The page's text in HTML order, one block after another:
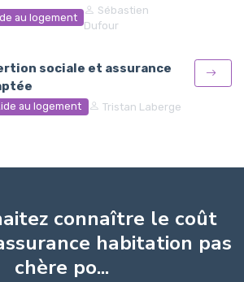
au logement
Sébastien
Dufour
sociale et assurance
au logement Tristan Laberge
connaître le coût
habitation pas
chère po...